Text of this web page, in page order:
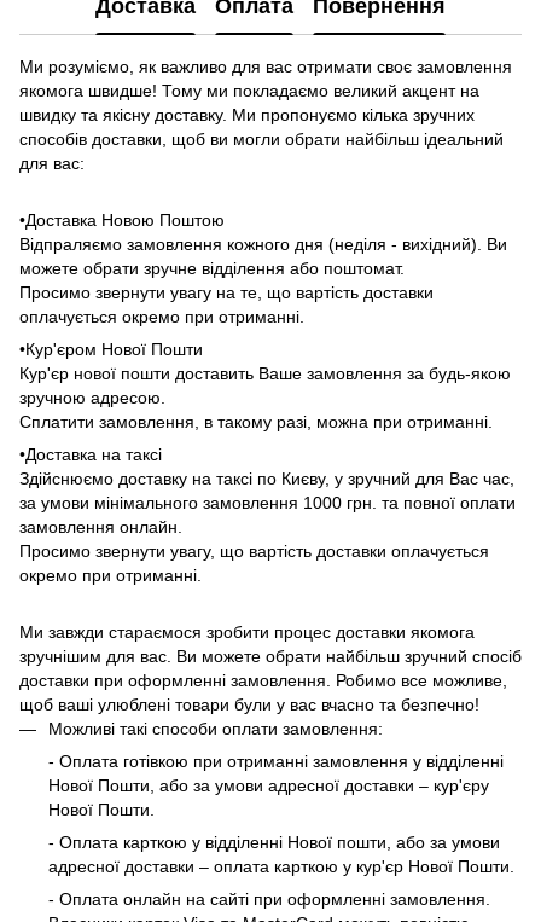
Доставка Оплата Повернення
Ми розуміємо, як важливо для вас отримати своє замовлення
якомога швидше! Тому ми покладаємо великий акцент на
швидку та якісну доставку. Ми пропонуємо кілька зручних
способів доставки, щоб ви могли обрати найбільш ідеальний
для вас:
•Доставка Новою Поштою
Відпраляємо замовлення кожного дня (неділя - вихідний). Ви
можете обрати зручне відділення або поштомат.
Просимо звернути увагу на те, що вартість доставки
оплачується окремо при отриманні.
•Кур'єром Нової Пошти
Кур'єр нової пошти доставить Ваше замовлення за будь-якою
зручною адресою.
Сплатити замовлення, в такому разі, можна при отриманні.
•Доставка на таксі
Здійснюємо доставку на таксі по Києву, у зручний для Вас час,
за умови мінімального замовлення 1000 грн. та повної оплати
замовлення онлайн.
Просимо звернути увагу, що вартість доставки оплачується
окремо при отриманні.
Ми завжди стараємося зробити процес доставки якомога
зручнішим для вас. Ви можете обрати найбільш зручний спосіб
доставки при оформленні замовлення. Робимо все можливе,
щоб ваші улюблені товари були у вас вчасно та безпечно!
Можливі такі способи оплати замовлення:
- Оплата готівкою при отриманні замовлення у відділенні
Нової Пошти, або за умови адресної доставки – кур'єру
Нової Пошти.
- Оплата карткою у відділенні Нової пошти, або за умови
адресної доставки – оплата карткою у кур'єр Нової Пошти.
- Оплата онлайн на сайті при оформленні замовлення.